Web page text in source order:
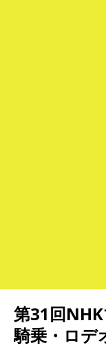
第31回
騎乗・ロデ